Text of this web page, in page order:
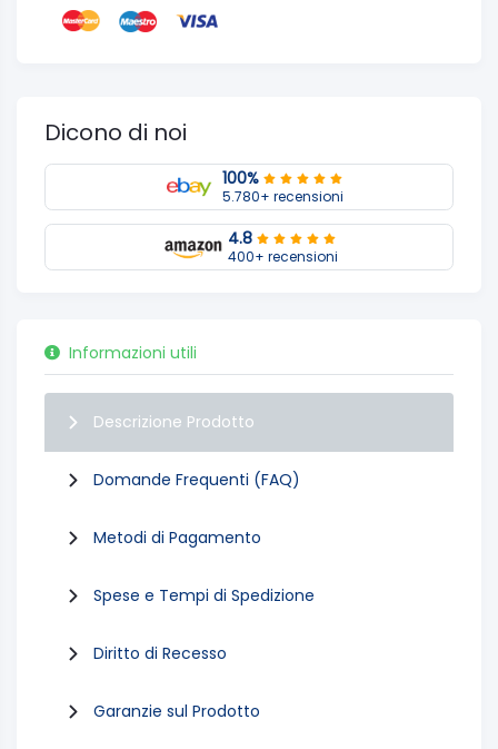
Dicono di noi
100%
5.780+ recensioni
4.8
400+ recensioni
Informazioni utili
Descrizione Prodotto
Domande Frequenti (FAQ)
Metodi di Pagamento
Spese e Tempi di Spedizione
Diritto di Recesso
Garanzie sul Prodotto